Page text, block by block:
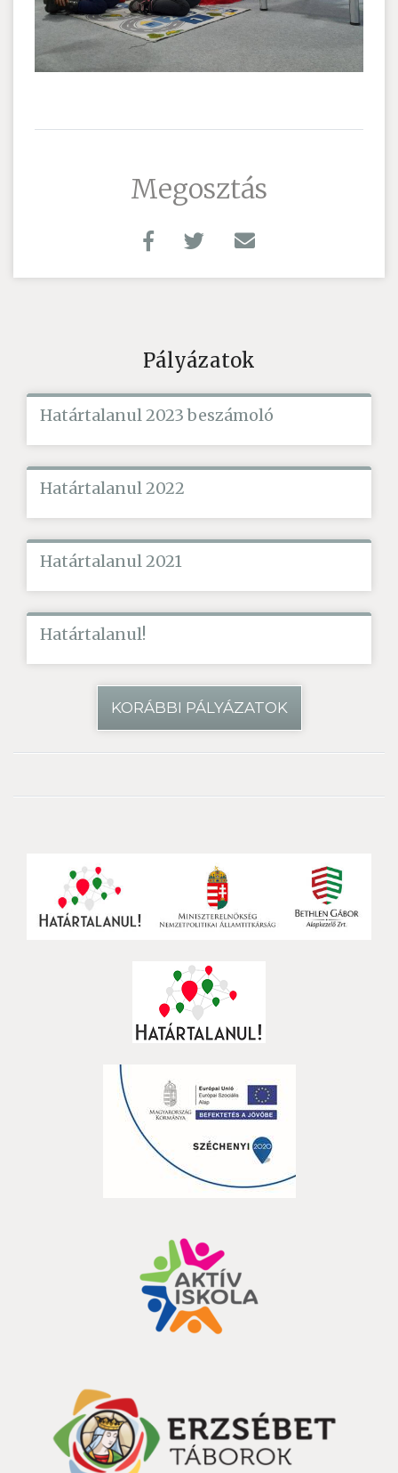
Megosztás
Pályázatok
Határtalanul 2023 beszámoló
Határtalanul 2022
Határtalanul 2021
Határtalanul!
KORÁBBI PÁLYÁZATOK